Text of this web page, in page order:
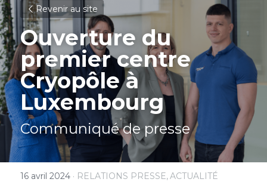
Revenir au site
Ouverture du
pre​mier centre
Cryopôle à
Luxembourg
Communiqué de presse
16 avril 2024 · RELATIONS PRESSE,ACTUALITÉ